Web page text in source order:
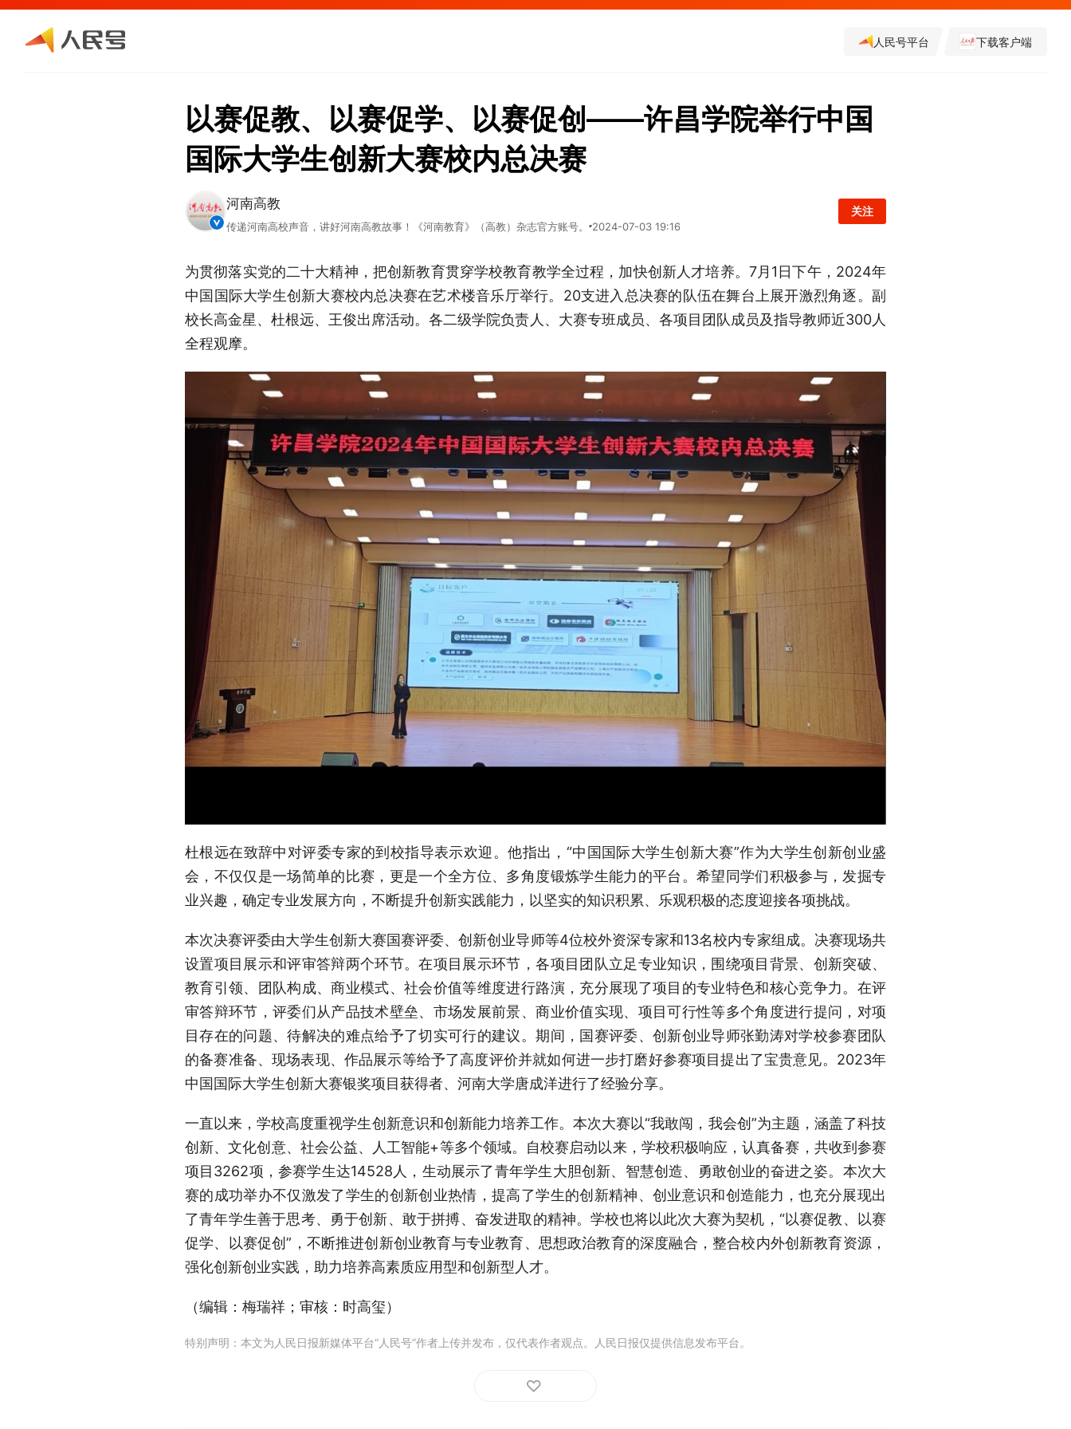
人民号平台 下载客户端
以赛促教、以赛促学、以赛促创——许昌学院举行中国
国际大学生创新大赛校内总决赛
河南高教
传递河南高校声音，讲好河南高教故事！《河南教育》（高教）杂志官方账号。 2024-07-03 19:16
关注
为贯彻落实党的二十大精神，把创新教育贯穿学校教育教学全过程，加快创新人才培养。7月1日下午，2024年
中国国际大学生创新大赛校内总决赛在艺术楼音乐厅举行。20支进入总决赛的队伍在舞台上展开激烈角逐。副
校长高金星、杜根远、王俊出席活动。各二级学院负责人、大赛专班成员、各项目团队成员及指导教师近300人
全程观摩。
杜根远在致辞中对评委专家的到校指导表示欢迎。他指出，“中国国际大学生创新大赛”作为大学生创新创业盛
会，不仅仅是一场简单的比赛，更是一个全方位、多角度锻炼学生能力的平台。希望同学们积极参与，发掘专
业兴趣，确定专业发展方向，不断提升创新实践能力，以坚实的知识积累、乐观积极的态度迎接各项挑战。
本次决赛评委由大学生创新大赛国赛评委、创新创业导师等4位校外资深专家和13名校内专家组成。决赛现场共
设置项目展示和评审答辩两个环节。在项目展示环节，各项目团队立足专业知识，围绕项目背景、创新突破、
教育引领、团队构成、商业模式、社会价值等维度进行路演，充分展现了项目的专业特色和核心竞争力。在评
审答辩环节，评委们从产品技术壁垒、市场发展前景、商业价值实现、项目可行性等多个角度进行提问，对项
目存在的问题、待解决的难点给予了切实可行的建议。期间，国赛评委、创新创业导师张勤涛对学校参赛团队
的备赛准备、现场表现、作品展示等给予了高度评价并就如何进一步打磨好参赛项目提出了宝贵意见。2023年
中国国际大学生创新大赛银奖项目获得者、河南大学唐成洋进行了经验分享。
一直以来，学校高度重视学生创新意识和创新能力培养工作。本次大赛以“我敢闯，我会创”为主题，涵盖了科技
创新、文化创意、社会公益、人工智能+等多个领域。自校赛启动以来，学校积极响应，认真备赛，共收到参赛
项目3262项，参赛学生达14528人，生动展示了青年学生大胆创新、智慧创造、勇敢创业的奋进之姿。本次大
赛的成功举办不仅激发了学生的创新创业热情，提高了学生的创新精神、创业意识和创造能力，也充分展现出
了青年学生善于思考、勇于创新、敢于拼搏、奋发进取的精神。学校也将以此次大赛为契机，“以赛促教、以赛
促学、以赛促创”，不断推进创新创业教育与专业教育、思想政治教育的深度融合，整合校内外创新教育资源，
强化创新创业实践，助力培养高素质应用型和创新型人才。
（编辑：梅瑞祥；审核：时高玺）
特别声明：本文为人民日报新媒体平台“人民号”作者上传并发布，仅代表作者观点。人民日报仅提供信息发布平台。